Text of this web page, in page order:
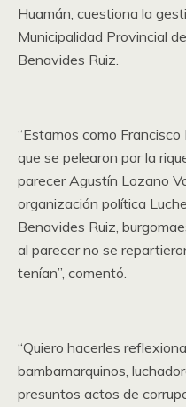
Huamán, cuestiona la
Municipalidad Provincial
Benavides Ruiz.
“Estamos como
que se pelearon por la
parecer Agustín Lozano
organización política
Benavides Ruiz,
al parecer no se
tenían”, comentó.
“Quiero hacerles
bambamarquinos,
presuntos actos de